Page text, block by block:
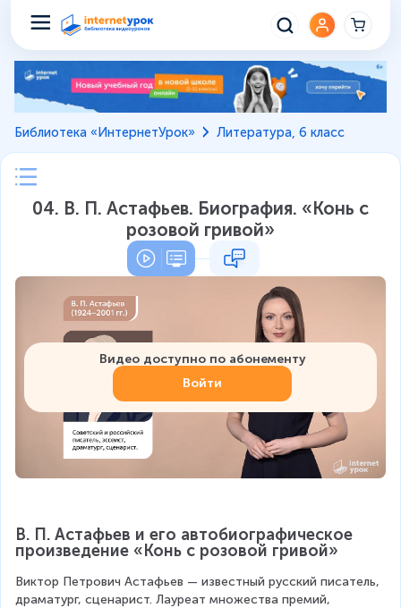
Библиотека «ИнтернетУрок» Литература, 6 класс
04. В. П. Астафьев. Биография. «Конь с
розовой гривой»
Видео доступно по абонементу
Войти
В. П. Астафьев и его автобиографическое
произведение «Конь с розовой гривой»
Виктор Петрович Астафьев — известный русский писатель,
драматург, сценарист. Лауреат множества премий,